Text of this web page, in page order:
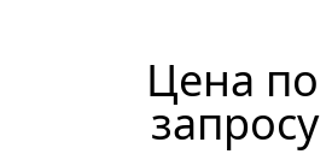
Цена по
запросу